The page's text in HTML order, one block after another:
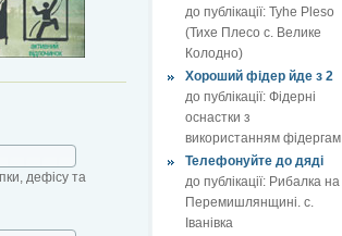
до публікації: Tyhe Pleso
(Тихе Плесо с. Велике
Колодно)
Хороший фідер йде з 2
до публікації: Фідерні
оснастки з
використанням фідергам
Телефонуйте до дяді
до публікації: Рибалка на
Перемишлянщині. с.
Іванівка
дефісу та